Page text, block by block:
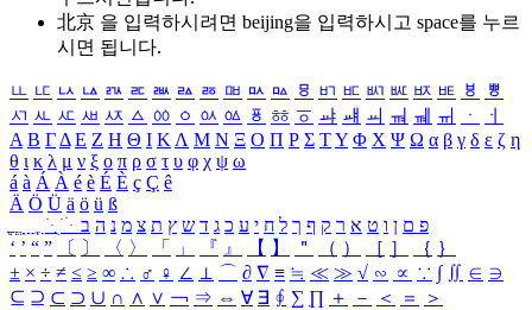
北京 을 입력하시려면 beijing을 입력하시고 space를 누르
시면 됩니다.
ㅥ ㅦ ㅧ ㅨ ㅩ ㅪ ㅫ ㅬ ㅭ ㅮ ㅯ ㅰ ㅱ ㅲ ㅳ ㅴ ㅵ ㅶ ㅷ ㅸ
ㅹ
ㅺ ㅻ ㅼ ㅽ ㅾ ㅿ ㆀ ㆁ ㆂ ㆃ ㆄ ㆅ ㆆ ㆇ ㆈ ㆉ ㆊ ㆋ ㆌ ㆍ
ㆎ
Α Β ΓΔ Ε Ζ Η Θ Ι ΚΛ Μ Ν Ξ Ο Π Ρ Σ ΤΥ Φ Χ Ψ Ω α β γ δ ε ζ η
θ ι κ λ μ ν ξ ο π ρ σ τ υ φ χ ψ ω
á à Á À é è É È ç Ç ê
Ä Ö Ü ä ö ü ß
ִֶֹ ֻּ ׁׂ פ ם ן ו ט א ר ק ף ך ל ח י ע כ ג ד ש ץ ת צ מ נ ה ב
‘ ’ “ ” 〔 〕 〈 〉 「 」 『 』 【 】 ＂ （ ） ［ ］ ｛ ｝
± × ÷ ≠ ≤ ≥ ∞ ∴ ♂ ♀ ∠ ⊥ ⌒ ∂ ∇ ≡ ≒ ≪ ≫ √ ∽ ∝ ∵ ∫ ∬ ∈ ∋
⊆ ⊇ ⊂ ⊃ ∪ ∩ ∧ ∨ ￢ ⇒ ⇔ ∀ ∃ ∮ ∑ ∏ ＋ － ＜ ＝
＞